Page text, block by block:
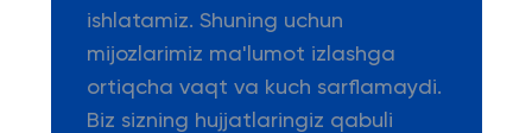
ishlatamiz. Shuning uchun
mijozlarimiz ma'lumot izlashga
ortiqcha vaqt va kuch sarflamaydi.
Biz sizning hujjatlaringiz qabuli